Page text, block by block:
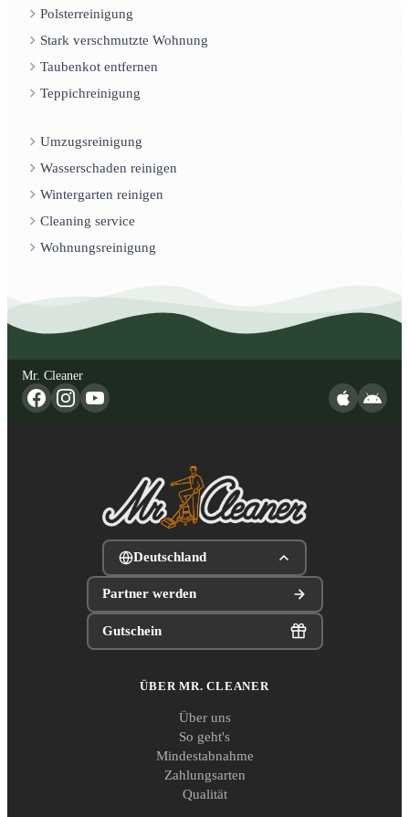
Polsterreinigung
Stark verschmutzte Wohnung
Taubenkot entfernen
Teppichreinigung
Umzugsreinigung
Wasserschaden reinigen
Wintergarten reinigen
Cleaning service
Wohnungsreinigung
Mr. Cleaner
Deutschland
Partner werden
Gutschein
ÜBER MR. CLEANER
Über uns
So geht's
Mindestabnahme
Zahlungsarten
Qualität